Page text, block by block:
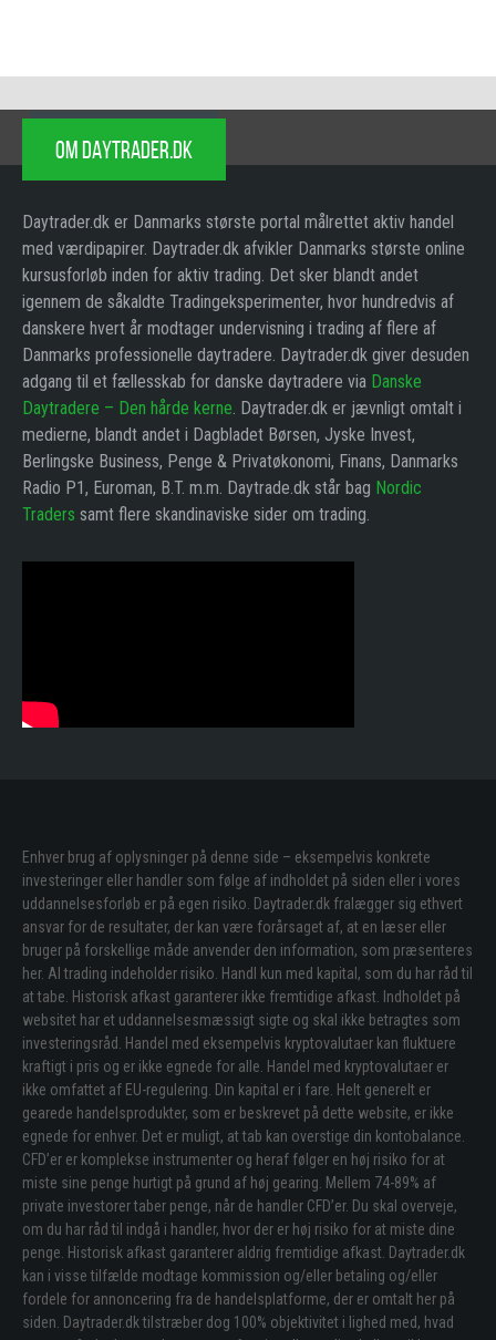
OM DAYTRADER.DK
Daytrader.dk er Danmarks største portal målrettet aktiv handel
med værdipapirer. Daytrader.dk afvikler Danmarks største online
kursusforløb inden for aktiv trading. Det sker blandt andet
igennem de såkaldte Tradingeksperimenter, hvor hundredvis af
danskere hvert år modtager undervisning i trading af flere af
Danmarks professionelle daytradere. Daytrader.dk giver desuden
adgang til et fællesskab for danske daytradere via Danske
Daytradere – Den hårde kerne. Daytrader.dk er jævnligt omtalt i
medierne, blandt andet i Dagbladet Børsen, Jyske Invest,
Berlingske Business, Penge & Privatøkonomi, Finans, Danmarks
Radio P1, Euroman, B.T. m.m. Daytrade.dk står bag Nordic
Traders samt flere skandinaviske sider om trading.
Enhver brug af oplysninger på denne side – eksempelvis konkrete
investeringer eller handler som følge af indholdet på siden eller i vores
uddannelsesforløb er på egen risiko. Daytrader.dk fralægger sig ethvert
ansvar for de resultater, der kan være forårsaget af, at en læser eller
bruger på forskellige måde anvender den information, som præsenteres
her. Al trading indeholder risiko. Handl kun med kapital, som du har råd til
at tabe. Historisk afkast garanterer ikke fremtidige afkast. Indholdet på
websitet har et uddannelsesmæssigt sigte og skal ikke betragtes som
investeringsråd. Handel med eksempelvis kryptovalutaer kan fluktuere
kraftigt i pris og er ikke egnede for alle. Handel med kryptovalutaer er
ikke omfattet af EU-regulering. Din kapital er i fare. Helt generelt er
gearede handelsprodukter, som er beskrevet på dette website, er ikke
egnede for enhver. Det er muligt, at tab kan overstige din kontobalance.
CFD’er er komplekse instrumenter og heraf følger en høj risiko for at
miste sine penge hurtigt på grund af høj gearing. Mellem 74-89% af
private investorer taber penge, når de handler CFD’er. Du skal overveje,
om du har råd til indgå i handler, hvor der er høj risiko for at miste dine
penge. Historisk afkast garanterer aldrig fremtidige afkast. Daytrader.dk
kan i visse tilfælde modtage kommission og/eller betaling og/eller
fordele for annoncering fra de handelsplatforme, der er omtalt her på
siden. Daytrader.dk tilstræber dog 100% objektivitet i lighed med, hvad